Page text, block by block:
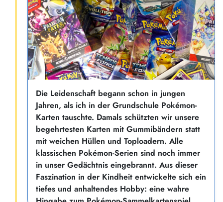
Die Leidenschaft begann schon in jungen
Jahren, als ich in der Grundschule Pokémon-
Karten tauschte. Damals schützten wir unsere
begehrtesten Karten mit Gummibändern statt
mit weichen Hüllen und Toploadern. Alle
klassischen Pokémon-Serien sind noch immer
in unser Gedächtnis eingebrannt. Aus dieser
Faszination in der Kindheit entwickelte sich ein
tiefes und anhaltendes Hobby: eine wahre